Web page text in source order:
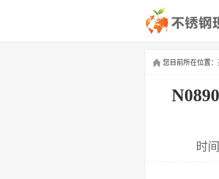
您目前所在位置：
时